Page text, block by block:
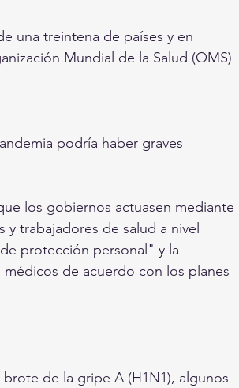
una treintena de países y en
Mundial de la Salud (OMS)
podría haber graves
los gobiernos actuasen mediante
trabajadores de salud a nivel
protección personal" y la
de acuerdo con los planes
de la gripe A (H1N1), algunos